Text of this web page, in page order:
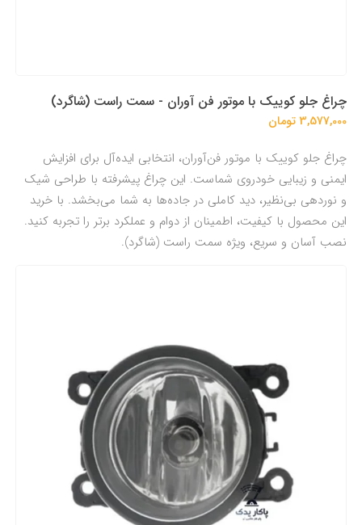
چراغ جلو کوییک با موتور فن آوران - سمت راست (شاگرد)
3,577,000 تومان
چراغ جلو کوییک با موتور فن‌آوران، انتخابی ایده‌آل برای افزایش
ایمنی و زیبایی خودروی شماست. این چراغ پیشرفته با طراحی شیک
و نوردهی بی‌نظیر، دید کاملی در جاده‌ها به شما می‌بخشد. با خرید
این محصول با کیفیت، اطمینان از دوام و عملکرد برتر را تجربه کنید.
نصب آسان و سریع، ویژه سمت راست (شاگرد).